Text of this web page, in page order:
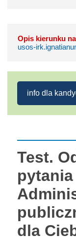
Opis kierunku
usos-
info dla
Test.
dla